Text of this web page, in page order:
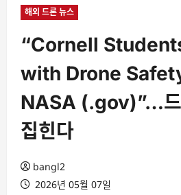
해외 드론 뉴스
“Cornell
with Drone
NASA (.gov)”…드
집힌다
bangl2
2026년 05월 07일